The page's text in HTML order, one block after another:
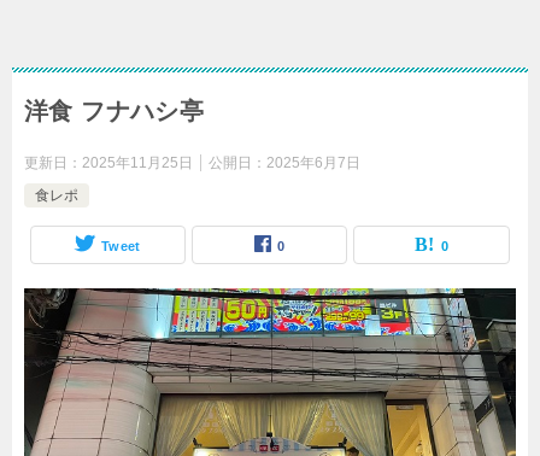
洋食 フナハシ亭
更新日： 2025年11月25日 公開日： 2025年6月7日
食レポ
Tweet 0 0